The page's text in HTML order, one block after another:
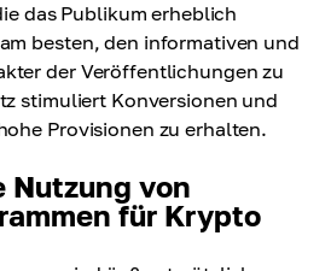
das Publikum erheblich
besten, den informativen und
der Veröffentlichungen zu
stimuliert Konversionen und
Provisionen zu erhalten.
Nutzung von
für Krypto